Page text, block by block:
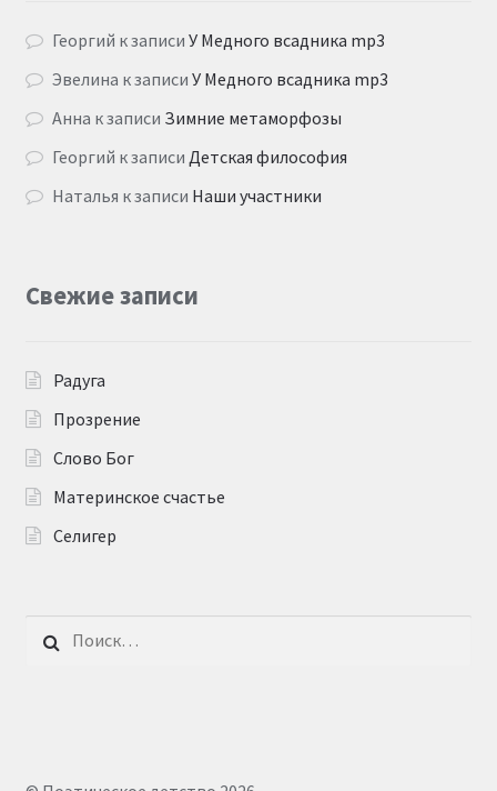
Георгий к записиУ Медного всадника mp3
Эвелина к записиУ Медного всадника mp3
Анна к записи Зимние метаморфозы
Георгий к записи Детская философия
Наталья к записи Наши участники
Свежие записи
Радуга
Прозрение
Слово Бог
Материнское счастье
Селигер
Найти: